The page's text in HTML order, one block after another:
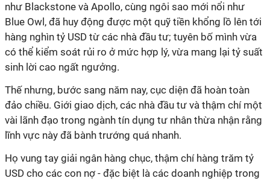
như Blackstone và Apollo, cùng ngôi sao mới nổi như
Blue Owl, đã huy động được một quỹ tiền khổng lồ lên tới
hàng nghìn tỷ USD từ các nhà đầu tư; tuyên bố mình vừa
có thể kiểm soát rủi ro ở mức hợp lý, vừa mang lại tỷ suất
sinh lời cao ngất ngưởng.
Thế nhưng, bước sang năm nay, cục diện đã hoàn toàn
đảo chiều. Giới giao dịch, các nhà đầu tư và thậm chí một
vài lãnh đạo trong ngành tín dụng tư nhân thừa nhận rằng
lĩnh vực này đã bành trướng quá nhanh.
Họ vung tay giải ngân hàng chục, thậm chí hàng trăm tỷ
USD cho các con nợ - đặc biệt là các doanh nghiệp trong